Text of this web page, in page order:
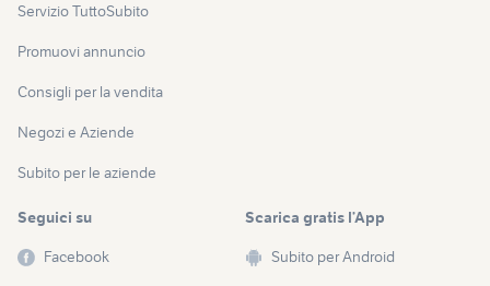
Servizio TuttoSubito
Promuovi annuncio
Consigli per la vendita
Negozi e Aziende
Subito per le aziende
Seguici su
Facebook
Scarica gratis l’App
Subito per Android